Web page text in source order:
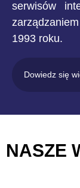
serwisów
1993 roku.
Dowiedz się
NASZE